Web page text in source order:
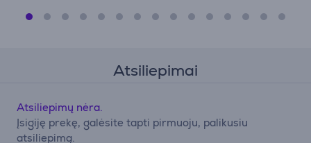
Atsiliepimai
Atsiliepimų nėra.
Įsigiję prekę, galėsite tapti pirmuoju, palikusiu
atsiliepimą.